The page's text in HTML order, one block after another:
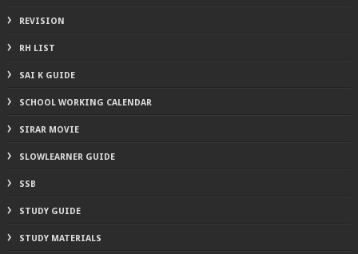
REVISION
RH LIST
SAI K GUIDE
SCHOOL WORKING CALENDAR
SIRAR MOVIE
SLOWLEARNER GUIDE
SSB
STUDY GUIDE
STUDY MATERIALS